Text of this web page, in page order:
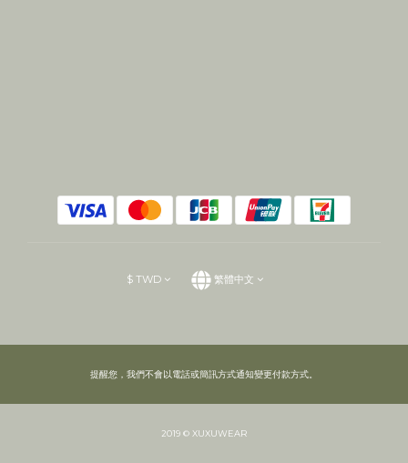
$ TWD 繁體中文
提醒您，我們不會以電話或簡訊方式通知變更付款方式。
2019 © XUXUWEAR